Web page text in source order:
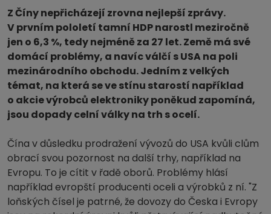
Z Číny nepřicházejí zrovna nejlepší zprávy.
V prvním pololetí tamní HDP narostl meziročně
jen o 6,3 %, tedy nejméně za 27 let. Země má své
domácí problémy, a navíc válčí s USA na poli
mezinárodního obchodu. Jedním z velkých
témat, na která se ve stínu starostí například
o akcie výrobců elektroniky poněkud zapomíná,
jsou dopady celní války na trh s ocelí.
Čína v důsledku prodražení vývozů do USA kvůli clům
obrací svou pozornost na další trhy, například na
Evropu. To je cítit v řadě oborů. Problémy hlásí
například evropští producenti oceli a výrobků z ní. "Z
loňských čísel je patrné, že dovozy do Česka i Evropy